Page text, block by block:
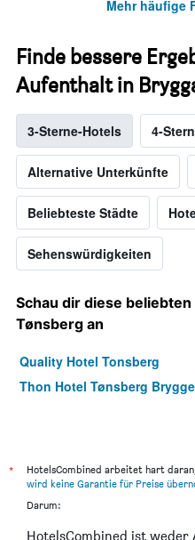
Mehr häufige
Finde bessere
Aufenthalt in
3-Sterne-Hotels 4-
Alternative Unterkünfte
Beliebteste Städte
Sehenswürdigkeiten
Schau dir diese
Tønsberg an
Quality Hotel Tonsberg
Thon Hotel Tønsberg Brygge
*
HotelsCombined arbeitet hart
wird keine Garantie für Preise
Darum:
HotelsCombined ist